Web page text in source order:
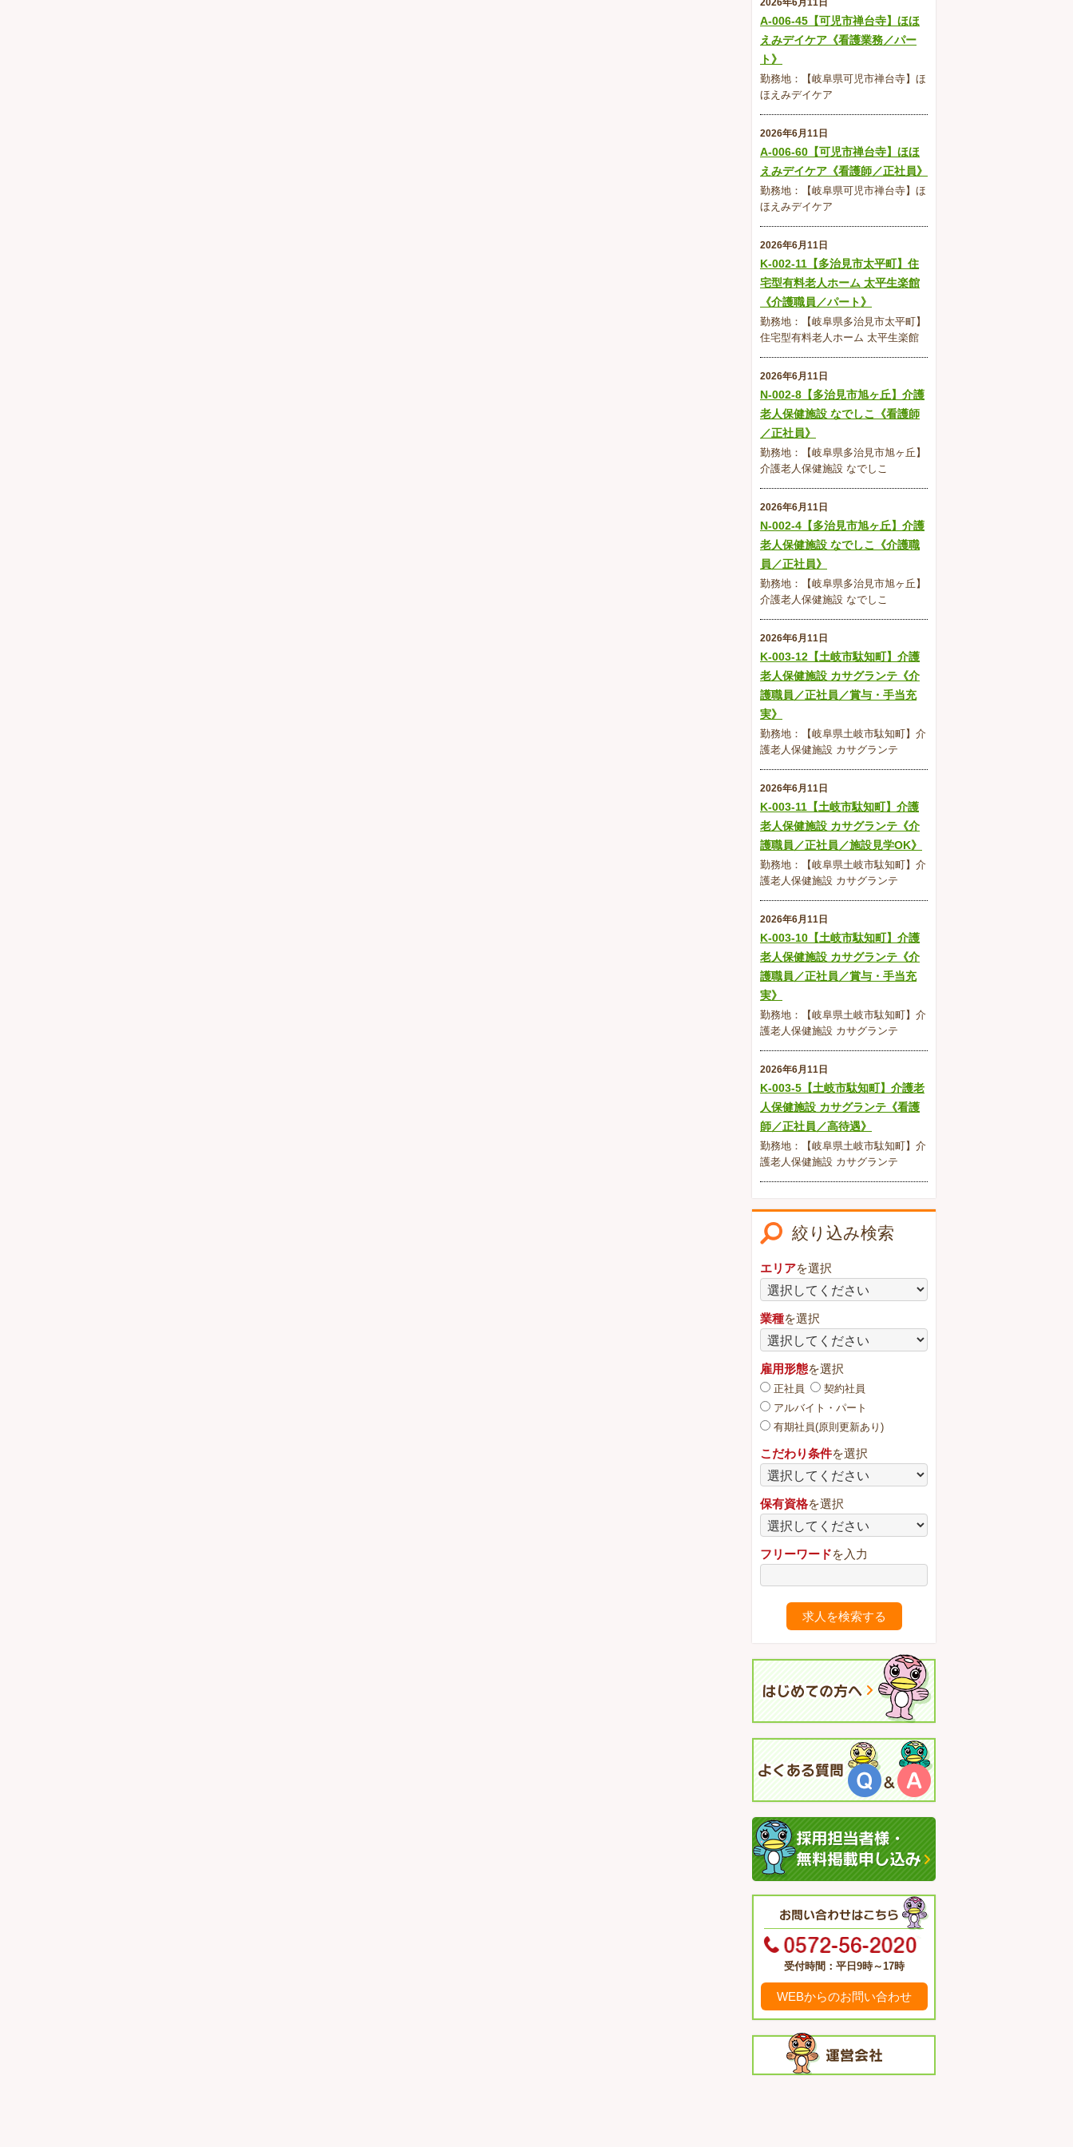
2026年6月11日
A-006-45【可児市禅台寺】ほほ
えみデイケア《看護業務／パー
ト》
勤務地：【岐阜県可児市禅台寺】ほ
ほえみデイケア
2026年6月11日
A-006-60【可児市禅台寺】ほほ
えみデイケア《看護師／正社員》
勤務地：【岐阜県可児市禅台寺】ほ
ほえみデイケア
2026年6月11日
K-002-11【多治見市太平町】住
宅型有料老人ホーム 太平生楽館
《介護職員／パート》
勤務地：【岐阜県多治見市太平町】
住宅型有料老人ホーム 太平生楽館
2026年6月11日
N-002-8【多治見市旭ヶ丘】介護
老人保健施設 なでしこ《看護師
／正社員》
勤務地：【岐阜県多治見市旭ヶ丘】
介護老人保健施設 なでしこ
2026年6月11日
N-002-4【多治見市旭ヶ丘】介護
老人保健施設 なでしこ《介護職
員／正社員》
勤務地：【岐阜県多治見市旭ヶ丘】
介護老人保健施設 なでしこ
2026年6月11日
K-003-12【土岐市駄知町】介護
老人保健施設 カサグランテ《介
護職員／正社員／賞与・手当充
実》
勤務地：【岐阜県土岐市駄知町】介
護老人保健施設 カサグランテ
2026年6月11日
K-003-11【土岐市駄知町】介護
老人保健施設 カサグランテ《介
護職員／正社員／施設見学OK》
勤務地：【岐阜県土岐市駄知町】介
護老人保健施設 カサグランテ
2026年6月11日
K-003-10【土岐市駄知町】介護
老人保健施設 カサグランテ《介
護職員／正社員／賞与・手当充
実》
勤務地：【岐阜県土岐市駄知町】介
護老人保健施設 カサグランテ
2026年6月11日
K-003-5【土岐市駄知町】介護老
人保健施設 カサグランテ《看護
師／正社員／高待遇》
勤務地：【岐阜県土岐市駄知町】介
護老人保健施設 カサグランテ
絞り込み検索
エリアを選択
業種を選択
雇用形態を選択
正社員
契約社員
アルバイト・パート
有期社員(原則更新あり)
こだわり条件を選択
保有資格を選択
フリーワードを入力
受付時間：平日9時～17時
WEBからのお問い合わせ